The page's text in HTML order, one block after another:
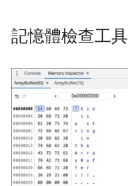
記憶體檢查工具